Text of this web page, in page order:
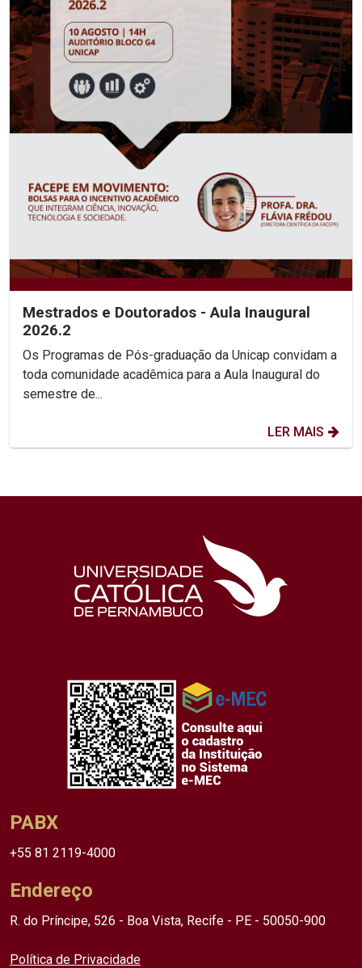
Mestrados e Doutorados - Aula Inaugural
2026.2
Os Programas de Pós-graduação da Unicap convidam a
toda comunidade acadêmica para a Aula Inaugural do
semestre de...
LER MAIS
PABX
+55 81 2119-4000
Endereço
R. do Príncipe, 526 - Boa Vista, Recife - PE - 50050-900
Política de Privacidade